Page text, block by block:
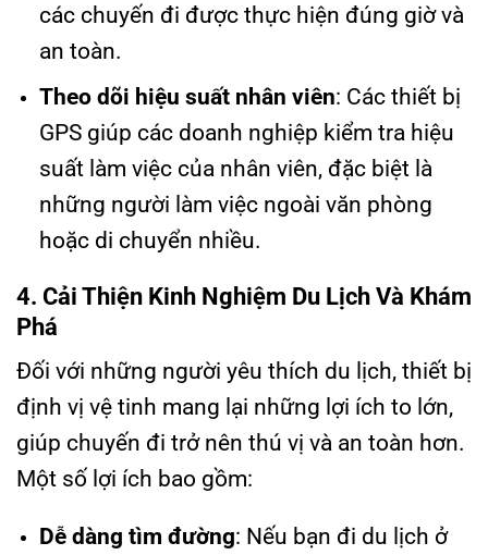
các chuyến đi được thực hiện đúng giờ và
an toàn.
Theo dõi hiệu suất nhân viên: Các thiết bị
GPS giúp các doanh nghiệp kiểm tra hiệu
suất làm việc của nhân viên, đặc biệt là
những người làm việc ngoài văn phòng
hoặc di chuyển nhiều.
4. Cải Thiện Kinh Nghiệm Du Lịch Và Khám
Phá
Đối với những người yêu thích du lịch, thiết bị
định vị vệ tinh mang lại những lợi ích to lớn,
giúp chuyến đi trở nên thú vị và an toàn hơn.
Một số lợi ích bao gồm:
Dễ dàng tìm đường: Nếu bạn đi du lịch ở